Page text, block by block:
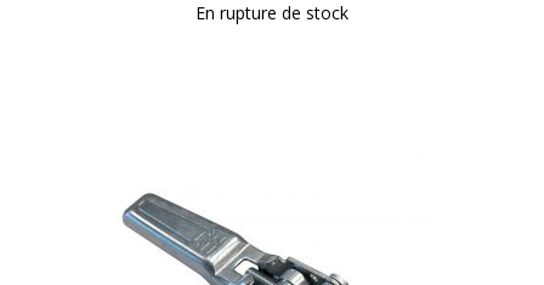
En rupture de stock